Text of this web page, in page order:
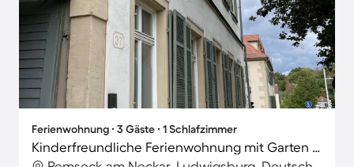
Ferienwohnung ∙ 3 Gäste ∙ 1 Schlafzimmer
Kinderfreundliche Ferienwohnung mit Garten | Stadtblick | Hunde erlaubt